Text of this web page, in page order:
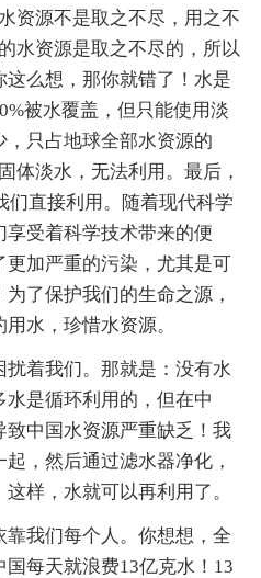
资源不是取之不尽，用之不
水资源是取之不尽的，所以
么想，那你就错了！水是
被水覆盖，但只能使用淡
只占地球全部水资源的
体淡水，无法利用。最后，
们直接利用。随着现代科学
受着科学技术带来的便
加严重的污染，尤其是可
了保护我们的生命之源，
水，珍惜水资源。
着我们。那就是：没有水
是循环利用的，但在中
致中国水资源严重缺乏！我
，然后通过滤水器净化，
样，水就可以再利用了。
我们每个人。你想想，全
每天就浪费13亿克水！13